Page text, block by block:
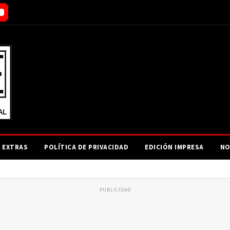
EXTRAS POLÍTICA DE PRIVACIDAD EDICIÓN IMPRESA
PUBLICIDAD